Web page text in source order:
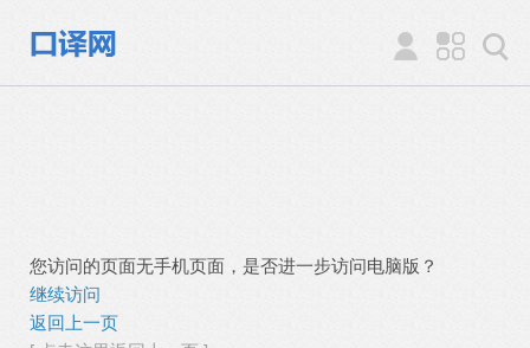
您访问的页面无手机页面，是否进一步访问电脑版？
继续访问
返回上一页